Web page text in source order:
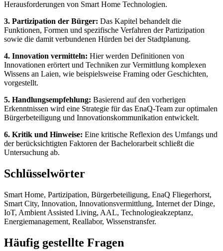
Herausforderungen von Smart Home Technologien.
3. Partizipation der Bürger: Das Kapitel behandelt die
Funktionen, Formen und spezifische Verfahren der Partizipation
sowie die damit verbundenen Hürden bei der Stadtplanung.
4. Innovation vermitteln: Hier werden Definitionen von
Innovationen erörtert und Techniken zur Vermittlung komplexen
Wissens an Laien, wie beispielsweise Framing oder Geschichten,
vorgestellt.
5. Handlungsempfehlung: Basierend auf den vorherigen
Erkenntnissen wird eine Strategie für das EnaQ-Team zur optimalen
Bürgerbeteiligung und Innovationskommunikation entwickelt.
6. Kritik und Hinweise: Eine kritische Reflexion des Umfangs und
der berücksichtigten Faktoren der Bachelorarbeit schließt die
Untersuchung ab.
Schlüsselwörter
Smart Home, Partizipation, Bürgerbeteiligung, EnaQ Fliegerhorst,
Smart City, Innovation, Innovationsvermittlung, Internet der Dinge,
IoT, Ambient Assisted Living, AAL, Technologieakzeptanz,
Energiemanagement, Reallabor, Wissenstransfer.
Häufig gestellte Fragen